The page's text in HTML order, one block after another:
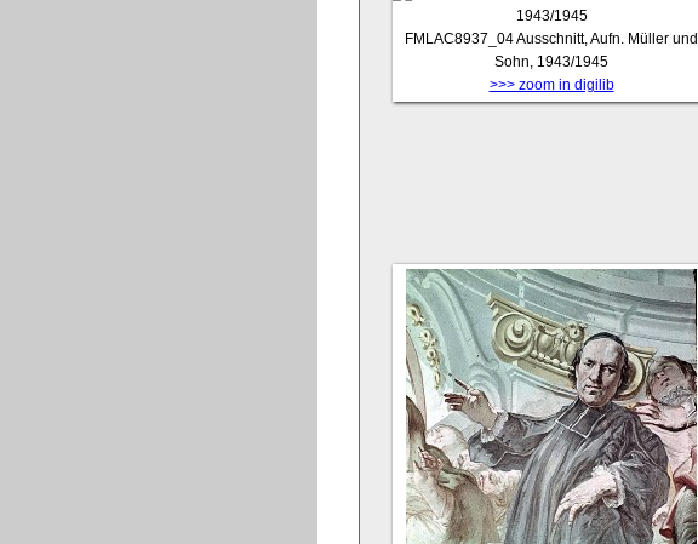
FMLAC8937_04Ausschnitt, Aufn. Müller und
Sohn, 1943/1945
>>> zoom in digilib